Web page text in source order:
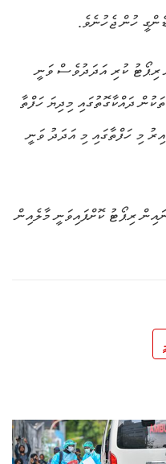
ރިޕޯޓު ކުރި އަދަދުވެސް ވަނީ
ދައްކާގޮތުގައި މިދިޔަ ހަފްތާ
މި ހަފްތާގައި މި އަދަދު ވަނީ
ރިޕޯޓު ކޮށްފައިވަނީ މާލެއިން